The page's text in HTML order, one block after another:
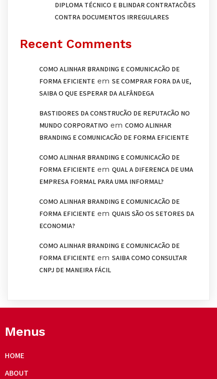
DIPLOMA TÉCNICO E BLINDAR CONTRATAÇÕES
CONTRA DOCUMENTOS IRREGULARES
Recent Comments
COMO ALINHAR BRANDING E COMUNICAÇÃO DE
FORMA EFICIENTE em SE COMPRAR FORA DA UE,
SAIBA O QUE ESPERAR DA ALFÂNDEGA
BASTIDORES DA CONSTRUÇÃO DE REPUTAÇÃO NO
MUNDO CORPORATIVO em COMO ALINHAR
BRANDING E COMUNICAÇÃO DE FORMA EFICIENTE
COMO ALINHAR BRANDING E COMUNICAÇÃO DE
FORMA EFICIENTE em QUAL A DIFERENÇA DE UMA
EMPRESA FORMAL PARA UMA INFORMAL?
COMO ALINHAR BRANDING E COMUNICAÇÃO DE
FORMA EFICIENTE em QUAIS SÃO OS SETORES DA
ECONOMIA?
COMO ALINHAR BRANDING E COMUNICAÇÃO DE
FORMA EFICIENTE em SAIBA COMO CONSULTAR
CNPJ DE MANEIRA FÁCIL
Menus
HOME
ABOUT